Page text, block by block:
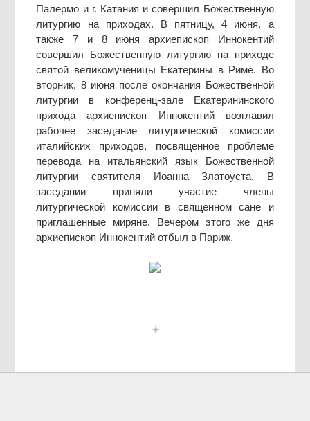
Палермо и г. Катания и совершил Божественную
литургию на приходах. В пятницу, 4 июня, а
также 7 и 8 июня архиепископ Иннокентий
совершил Божественную литургию на приходе
святой великомученицы Екатерины в Риме. Во
вторник, 8 июня после окончания Божественной
литургии в конференц-зале Екатерининского
прихода архиепископ Иннокентий возглавил
рабочее заседание литургической комиссии
италийских приходов, посвященное проблеме
перевода на итальянский язык Божественной
литургии святителя Иоанна Златоуста. В
заседании приняли участие члены
литургической комиссии в священном сане и
приглашенные миряне. Вечером этого же дня
архиепископ Иннокентий отбыл в Париж.